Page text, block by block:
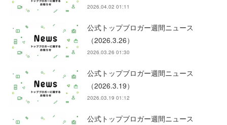
2026.04.02 01:11
公式トップブロガー週間ニュース
（2026.3.26）
2026.03.26 01:30
公式トップブロガー週間ニュース
（2026.3.19）
2026.03.19 01:12
公式トップブロガー週間ニュース